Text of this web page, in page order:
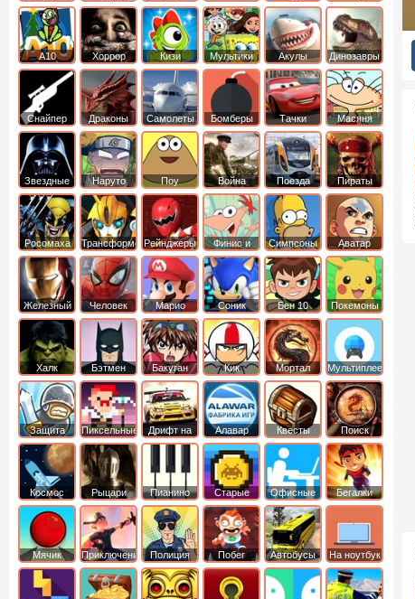
бойцы
нетворк
А10 Хоррор Кизи Мультики Акулы Динозавры
Снайпер Драконы Самолеты Бомберы Тачки Масяня
Звездные
войны
Наруто Поу Война Поезда
Пираты
Карибского
Моря
Росомаха ТрансформерыРейнджеры
Самураи
Финис и
Ферб
Симпсоны
Аватар
легенда об
Аанге
Железный
человек
Человек
Паук
Марио Соник Бен 10 Покемоны
Халк Бэтмен Бакуган
Кик
Бутовский
Мортал
комбат
Мультиплеер
Защита
королевства
Пиксельные
Дрифт на
машинах
Алавар Квесты
Поиск
предметов
Космос Рыцари Пианино Старые Офисные Бегалки
Мячик Приключения Полиция Побег Автобусы На ноутбук